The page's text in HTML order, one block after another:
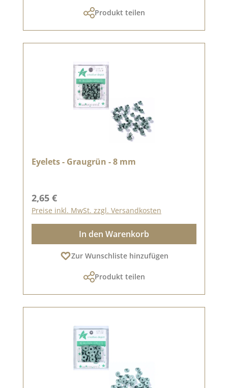
Produkt teilen
Eyelets - Graugrün - 8 mm
Regulärer Preis:
2,65 €
Preise inkl. MwSt. zzgl. Versandkosten
In den Warenkorb
Zur Wunschliste hinzufügen
Produkt teilen